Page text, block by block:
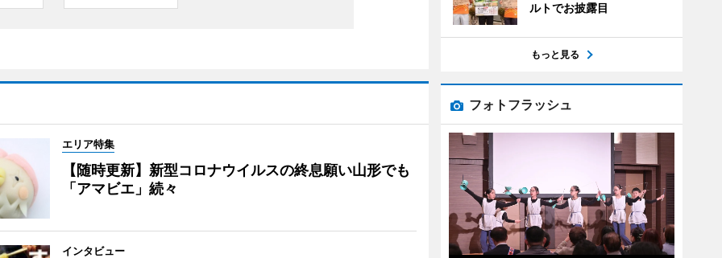
エリア特集
【随時更新】新型コロナウイルスの終息願い山形でも
「アマビエ」続々
インタビュー
ルトでお披露目
もっと見る
フォトフラッシュ